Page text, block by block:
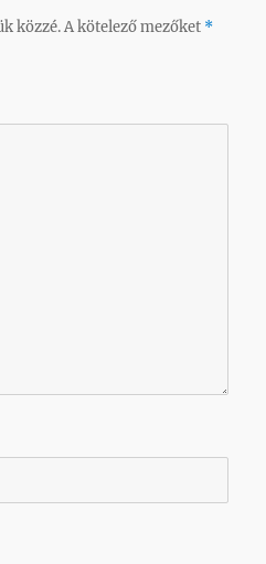
közzé. A kötelező mezőket *